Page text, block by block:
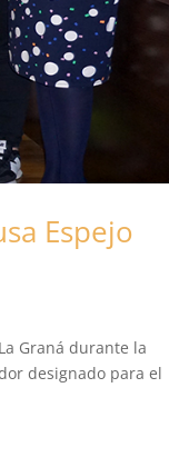
Espejo
Graná durante la
designado para el